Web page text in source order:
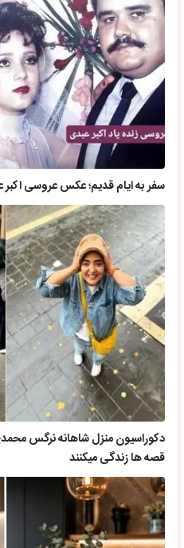
سفر به ایام قدیم؛ عکس عروسی اکبر
دکوراسیون منزل شاهانه نرگس
قصه ها زندگی میکنند